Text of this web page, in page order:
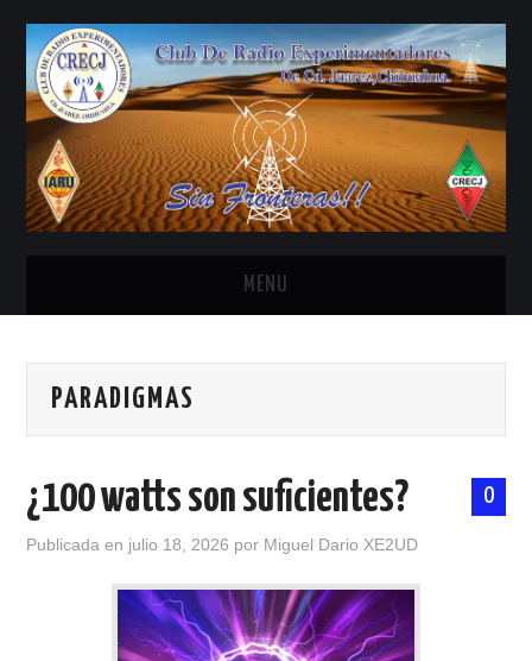
MENU
ANTENAS Y ACCESORIOS
CONTACTO
HISTORIA DE LA RADIO
PARADIGMAS
0
¿100 watts son suficientes?
Publicada en julio 18, 2026 por Miguel Dario XE2UD